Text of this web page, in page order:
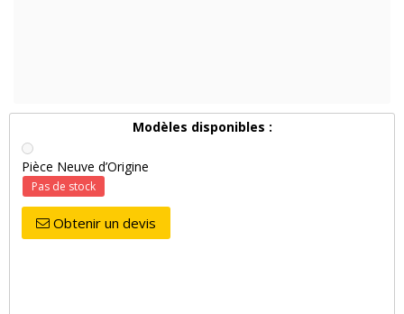
Modèles disponibles :
Pièce Neuve d’Origine
Pas de stock
Obtenir un devis